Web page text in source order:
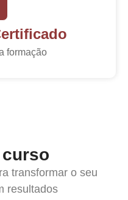
formação
transformar o seu
resultados